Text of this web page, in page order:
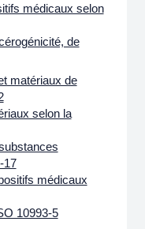
médicaux selon
de
matériaux de
selon la
17
médicaux
10993-5